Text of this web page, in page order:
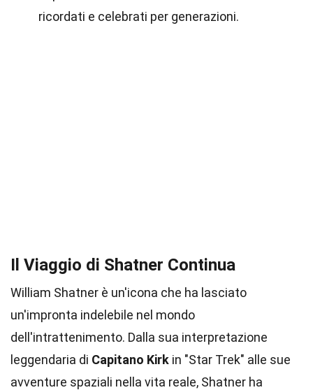
ricordati e celebrati per generazioni.
Il Viaggio di Shatner Continua
William Shatner è un'icona che ha lasciato
un'impronta indelebile nel mondo
dell'intrattenimento. Dalla sua interpretazione
leggendaria di Capitano Kirk in "Star Trek" alle sue
avventure spaziali nella vita reale, Shatner ha